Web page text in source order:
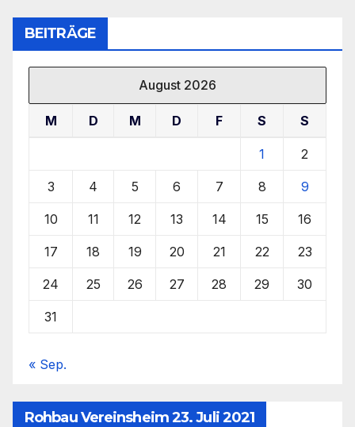
BEITRÄGE
August 2026
M D M D F S S
1 2
3 4 5 6 7 8 9
10 11 12 13 14 15 16
17 18 19 20 21 22 23
24 25 26 27 28 29 30
31
« Sep.
Rohbau Vereinsheim 23. Juli 2021